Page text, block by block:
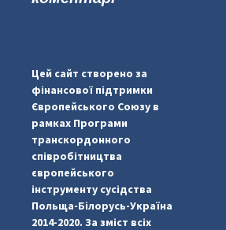
pimrec_project
Цей сайт створено за
фінансової підтримки
Європейського Союзу в
рамках Програми
транскордонного
співробітництва
європейського
інструменту сусідства
Польща-Білорусь-Україна
2014-2020. За зміст всіх